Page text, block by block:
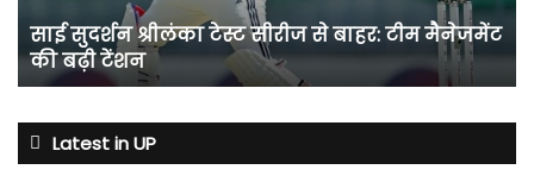
मैनेजमेंट
की
बढ़ी
साई सुदर्शन श्रीलंका टेस्ट सीरीज से बाहर: टीम मैनेजमेंट
की बढ़ी टेंशन
Latest in UP